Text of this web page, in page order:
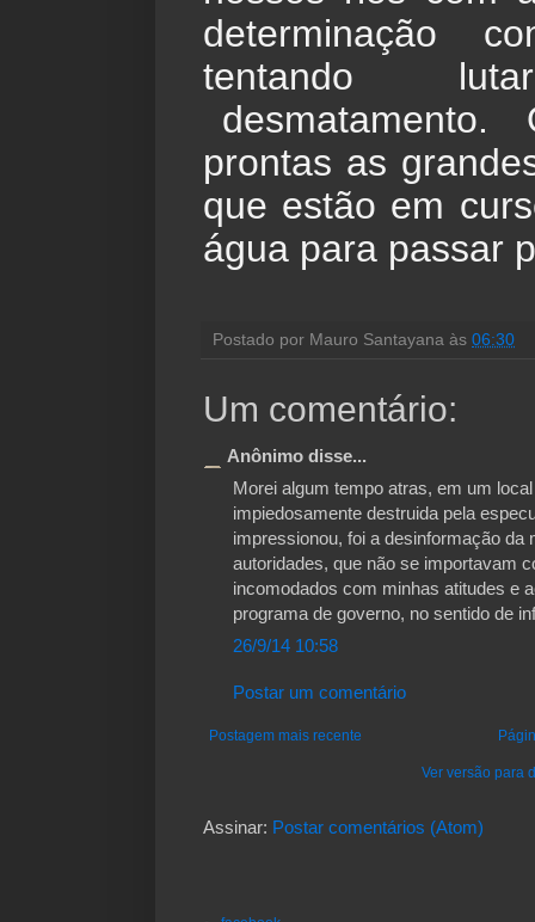
determinação
tentando
desmatamento.
prontas as
que estão em
água para passar
Postado por Mauro Santayana às 06:30
Um comentário:
Anônimo disse...
Morei algum tempo atras, em um
impiedosamente destruida pela
impressionou, foi a desinformação da
autoridades, que não se importavam
incomodados com minhas atitudes e
programa de governo, no sentido de
26/9/14 10:58
Postar um comentário
Postagem mais recente
Ver versão para
Assinar: Postar comentários (Atom)